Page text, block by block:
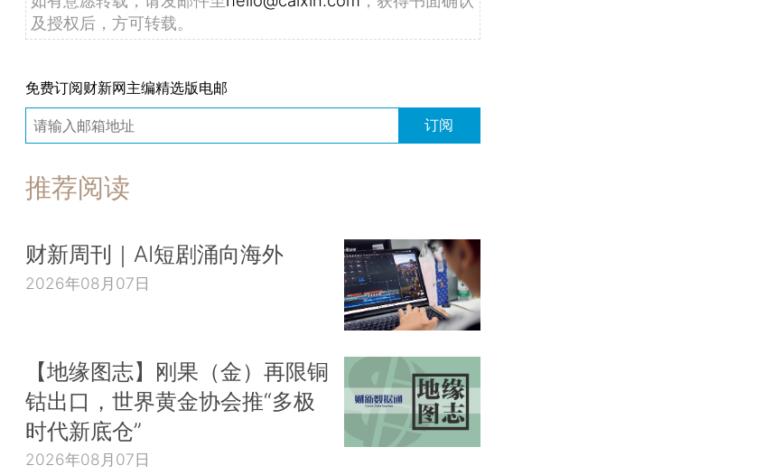
及授权后，方可转载。
免费订阅财新网主编精选版电邮
订阅
推荐阅读
财新周刊｜AI短剧涌向海外
2026年08月07日
【地缘图志】刚果（金）再限铜
钴出口，世界黄金协会推“多极
时代新底仓”
2026年08月07日